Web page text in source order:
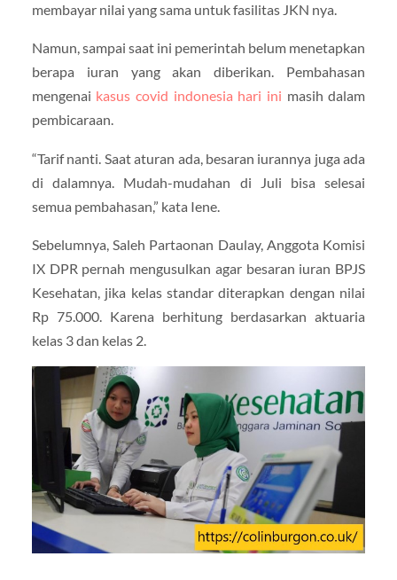
membayar nilai yang sama untuk fasilitas JKN nya.
Namun, sampai saat ini pemerintah belum menetapkan
berapa iuran yang akan diberikan. Pembahasan
mengenai kasus covid indonesia hari ini masih dalam
pembicaraan.
“Tarif nanti. Saat aturan ada, besaran iurannya juga ada
di dalamnya. Mudah-mudahan di Juli bisa selesai
semua pembahasan,” kata Iene.
Sebelumnya, Saleh Partaonan Daulay, Anggota Komisi
IX DPR pernah mengusulkan agar besaran iuran BPJS
Kesehatan, jika kelas standar diterapkan dengan nilai
Rp 75.000. Karena berhitung berdasarkan aktuaria
kelas 3 dan kelas 2.